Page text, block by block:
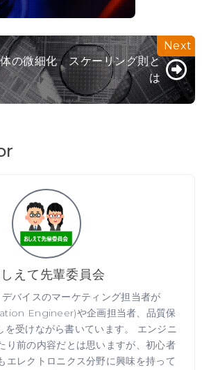
の微細化 スケーリング則と
は
えて先輩委員会
バイスのマーケティング担当者が
Engineer)や企画担当者、品質保
を受けながら書いています。 エンジニ
り前の内容だとは思いますが、初心者
エレクトロニクス分野に興味を持って